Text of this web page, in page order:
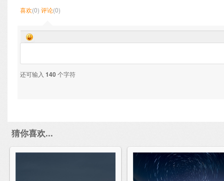
喜欢(0) 评论(0)
还可输入 140个字符
猜你喜欢...